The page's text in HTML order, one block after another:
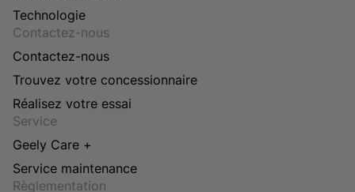
Technologie
Contactez-nous
Contactez-nous
Trouvez votre concessionnaire
Réalisez votre essai
Service
Geely Care +
Service maintenance
Règlementation